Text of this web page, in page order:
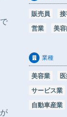
販売員 接
営業
美
業種
美容業
サービス業
自動車産業